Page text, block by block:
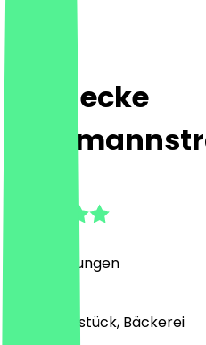
Steinecke
Bewertungen
Café, Frühstück, Bäckerei